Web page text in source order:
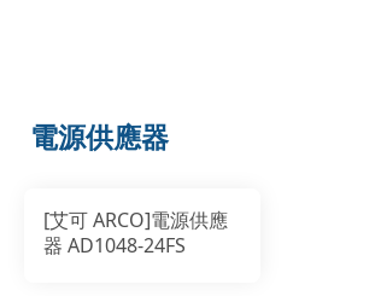
電源供應器
[艾可 ARCO]電源供應
器 AD1048-24FS